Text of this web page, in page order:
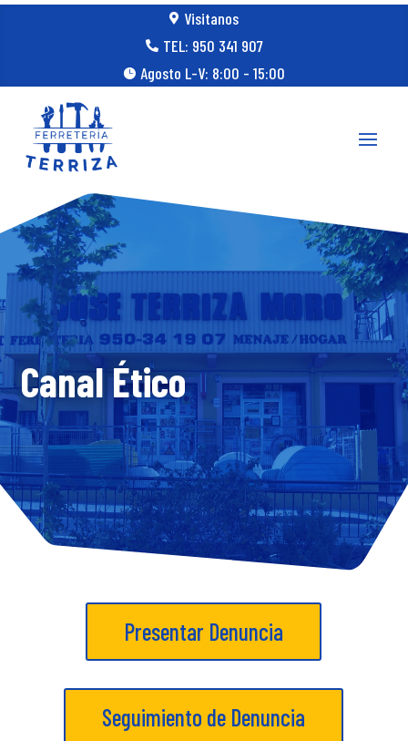
 Visitanos
 TEL: 950 341 907
 Agosto L-V: 8:00 - 15:00
Canal Ético
Presentar Denuncia
Seguimiento de Denuncia